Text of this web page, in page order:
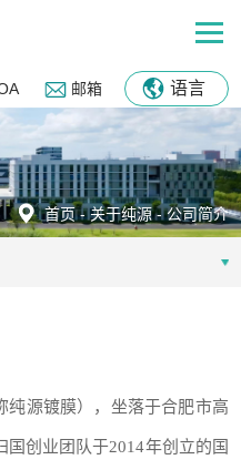
语言
邮箱
首页-关于纯源-公司简介
纯源镀膜），坐落于合肥市高
国创业团队于2014年创立的国